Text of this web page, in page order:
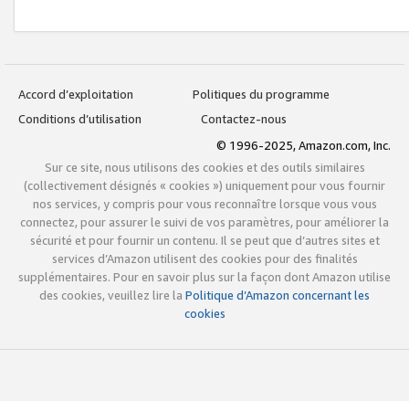
Accord d’exploitation
Politiques du programme
Conditions d’utilisation
Contactez-nous
© 1996-2025, Amazon.com, Inc.
Sur ce site, nous utilisons des cookies et des outils similaires
(collectivement désignés « cookies ») uniquement pour vous fournir
nos services, y compris pour vous reconnaître lorsque vous vous
connectez, pour assurer le suivi de vos paramètres, pour améliorer la
sécurité et pour fournir un contenu. Il se peut que d’autres sites et
services d’Amazon utilisent des cookies pour des finalités
supplémentaires. Pour en savoir plus sur la façon dont Amazon utilise
des cookies, veuillez lire la Politique d’Amazon concernant les
cookies